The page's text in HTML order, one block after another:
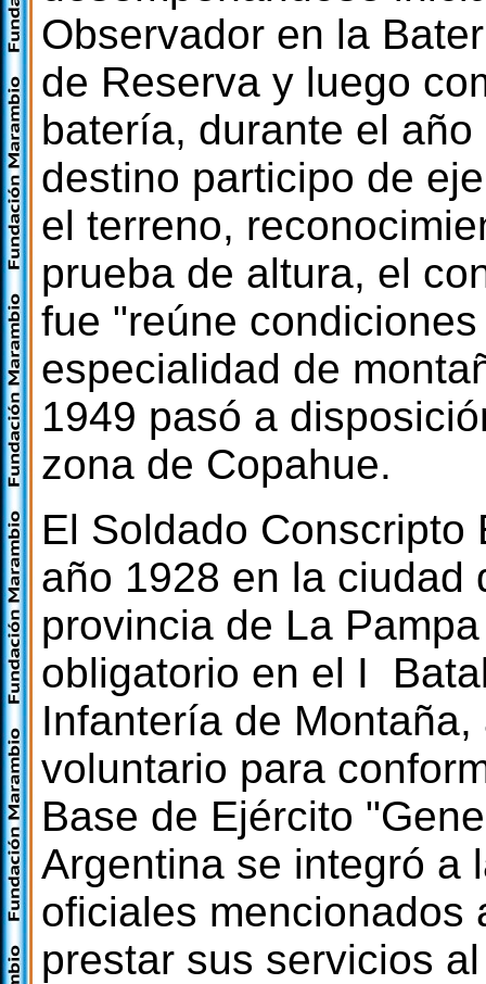
Observador en la
de Reserva y luego
batería, durante el
destino participo de
el terreno,
prueba de altura, el
fue "reúne
especialidad de
1949 pasó a
zona de Copahue.
El Soldado Conscripto
año 1928 en la ciudad
provincia de La
obligatorio en el I
Infantería de
voluntario para
Base de Ejército
Argentina se integró a
oficiales mencionados
prestar sus servicios